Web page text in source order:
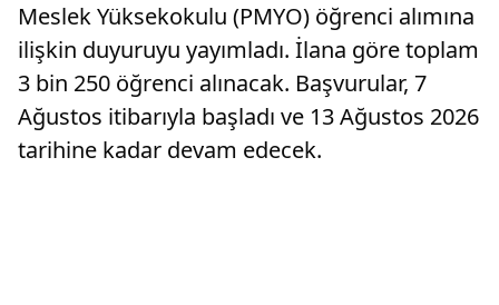
Meslek Yüksekokulu (PMYO) öğrenci alımına
ilişkin duyuruyu yayımladı. İlana göre toplam
3 bin 250 öğrenci alınacak. Başvurular, 7
Ağustos itibarıyla başladı ve 13 Ağustos 2026
tarihine kadar devam edecek.